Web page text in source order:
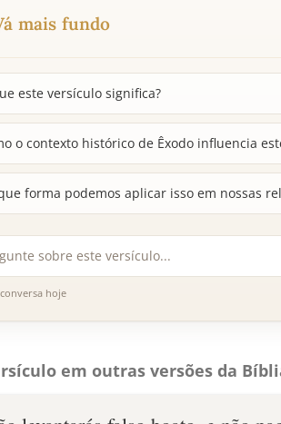
mais fundo
este versículo significa?
o contexto histórico de Êxodo influencia
forma podemos aplicar isso em nossas
hoje
em outras versões da